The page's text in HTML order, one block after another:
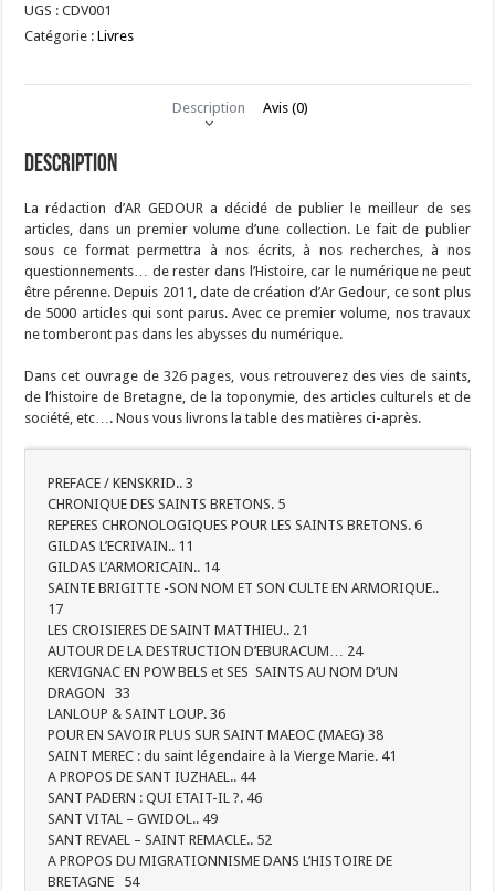
VEILLEUR
-
UGS :CDV001
Catégorie :Livres
Description Avis (0)
Description
La rédaction d’AR GEDOUR a décidé de publier le meilleur de ses
articles, dans un premier volume d’une collection. Le fait de publier
sous ce format permettra à nos écrits, à nos recherches, à nos
questionnements… de rester dans l’Histoire, car le numérique ne peut
être pérenne. Depuis 2011, date de création d’Ar Gedour, ce sont plus
de 5000 articles qui sont parus. Avec ce premier volume, nos travaux
ne tomberont pas dans les abysses du numérique.
Dans cet ouvrage de 326 pages, vous retrouverez des vies de saints,
de l’histoire de Bretagne, de la toponymie, des articles culturels et de
société, etc…. Nous vous livrons la table des matières ci-après.
PREFACE / KENSKRID.. 3
CHRONIQUE DES SAINTS BRETONS. 5
REPERES CHRONOLOGIQUES POUR LES SAINTS BRETONS. 6
GILDAS L’ECRIVAIN.. 11
GILDAS L’ARMORICAIN.. 14
SAINTE BRIGITTE -SON NOM ET SON CULTE EN ARMORIQUE..
17
LES CROISIERES DE SAINT MATTHIEU.. 21
AUTOUR DE LA DESTRUCTION D’EBURACUM… 24
KERVIGNAC EN POW BELS et SES SAINTS AU NOM D’UN
DRAGON 33
LANLOUP & SAINT LOUP. 36
POUR EN SAVOIR PLUS SUR SAINT MAEOC (MAEG) 38
SAINT MEREC : du saint légendaire à la Vierge Marie. 41
A PROPOS DE SANT IUZHAEL.. 44
SANT PADERN : QUI ETAIT-IL ?. 46
SANT VITAL – GWIDOL.. 49
SANT REVAEL – SAINT REMACLE.. 52
A PROPOS DU MIGRATIONNISME DANS L’HISTOIRE DE
BRETAGNE 54